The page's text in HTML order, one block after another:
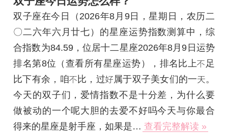
双子座在今日
（2026年8月9日，星期日，农历二
〇二六年六月廿七） 的星座运势指数测算中，综
合指数为84.59，位居十二星座2026年8月9日运势
排名第8位（查看所有星座运势 ），排名比上
足
比下有余，咱
比，过 属于双子美女们的一
。
今天的双子们，爱情指数不是十分差，为什么要
做被动的一个呢大胆的去爱不好吗今天与你最合
得来的星座是射手座，如果是… 查看完整解读 »